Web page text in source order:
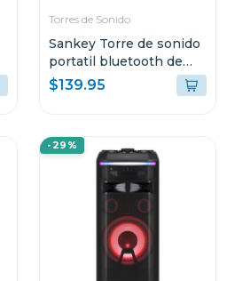
Torres de Sonido
Sankey Torre de sonido
portatil bluetooth de
60w rms pa8dcn
$139.95
-29%